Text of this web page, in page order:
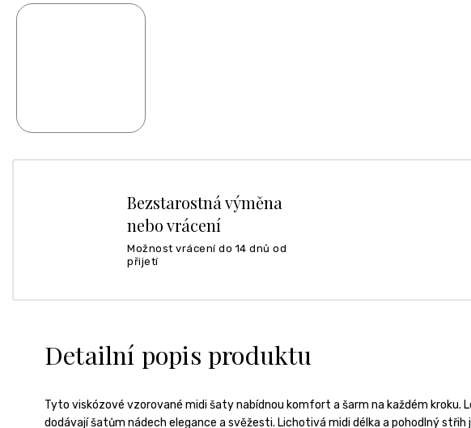
Bezstarostná výměna
nebo vrácení
Možnost vrácení do 14 dnů od
přijetí
Detailní popis produktu
Tyto viskózové vzorované midi šaty nabídnou komfort a šarm na každém kroku.
dodávají šatům nádech elegance a svěžesti. Lichotivá midi délka a pohodlný střih